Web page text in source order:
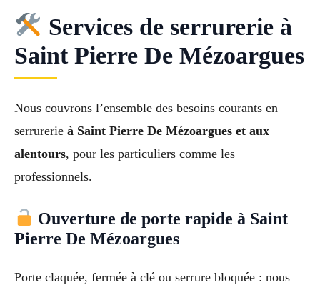
Services de serrurerie à
Saint Pierre De Mézoargues
Nous couvrons l’ensemble des besoins courants en
serrurerie à Saint Pierre De Mézoargues et aux
alentours, pour les particuliers comme les
professionnels.
Ouverture de porte rapide à Saint
Pierre De Mézoargues
Porte claquée, fermée à clé ou serrure bloquée : nous